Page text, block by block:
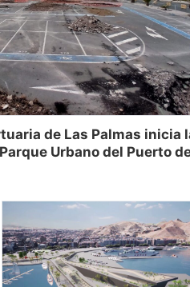
de Las Palmas inicia
Urbano del Puerto